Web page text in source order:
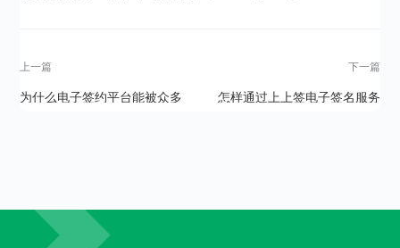
上一篇
为什么电子签约平台能被众多
下一篇
怎样通过上上签电子签名服务